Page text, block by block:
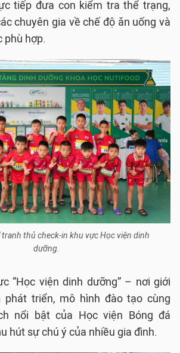
tiếp đưa con kiểm tra thể trạng,
chuyên gia về chế độ ăn uống và
phù hợp.
thủ check-in khu vực Học viện dinh
dưỡng.
“Học viện dinh dưỡng” – nơi giới
phát triển, mô hình đào tạo cùng
nổi bật của Học viện Bóng đá
hút sự chú ý của nhiều gia đình.